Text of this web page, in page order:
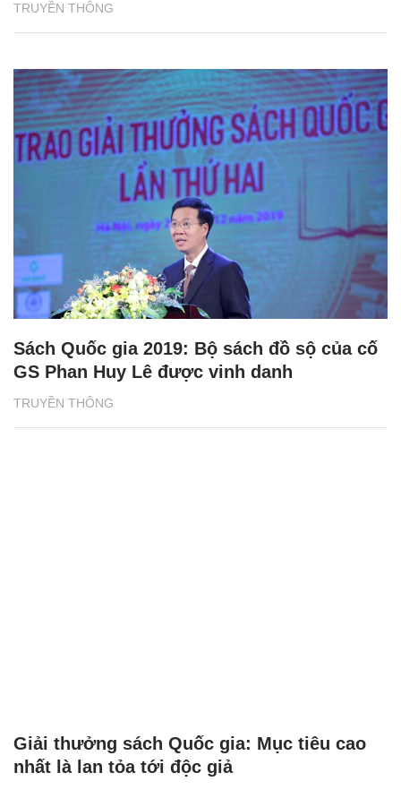
TRUYỀN THÔNG
TRUYỀN THÔNG
Sách Quốc gia 2019: Bộ sách đồ sộ của cố
GS Phan Huy Lê được vinh danh
Giải thưởng sách Quốc gia: Mục tiêu cao
nhất là lan tỏa tới độc giả